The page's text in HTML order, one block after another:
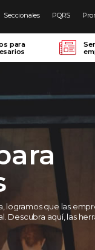
Seccionales PQRS
para
logramos que las
Descubra aquí, las